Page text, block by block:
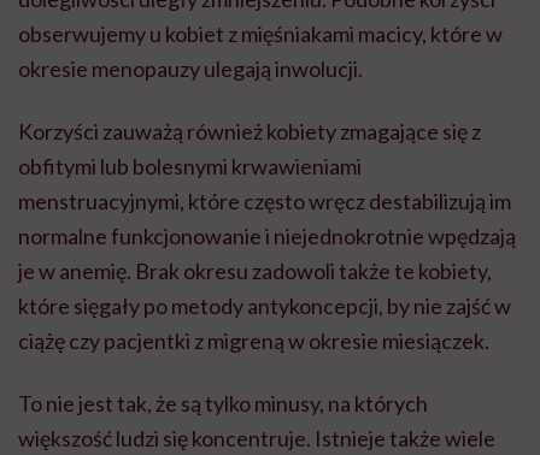
obserwujemy u kobiet z mięśniakami macicy, które w
okresie menopauzy ulegają inwolucji.
Korzyści zauważą również kobiety zmagające się z
obfitymi lub bolesnymi krwawieniami
menstruacyjnymi, które często wręcz destabilizują im
normalne funkcjonowanie i niejednokrotnie wpędzają
je w anemię. Brak okresu zadowoli także te kobiety,
które sięgały po metody antykoncepcji, by nie zajść w
ciążę czy pacjentki z migreną w okresie miesiączek.
To nie jest tak, że są tylko minusy, na których
większość ludzi się koncentruje. Istnieje także wiele